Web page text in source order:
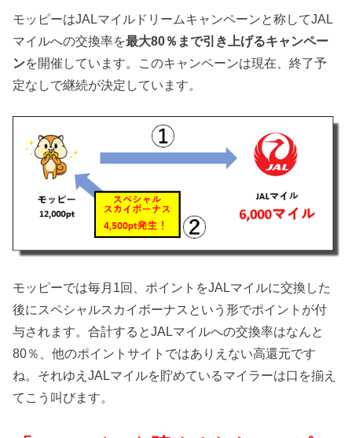
モッピーはJALマイルドリームキャンペーンと称してJAL
マイルへの交換率を最大80％まで引き上げるキャンペー
ンを開催しています。このキャンペーンは現在、終了予
定なしで継続が決定しています。
モッピーでは毎月1回、ポイントをJALマイルに交換した
後にスペシャルスカイボーナスという形でポイントが付
与されます。合計するとJALマイルへの交換率はなんと
80％、他のポイントサイトではありえない高還元です
ね。それゆえJALマイルを貯めているマイラーは口を揃え
てこう叫びます。